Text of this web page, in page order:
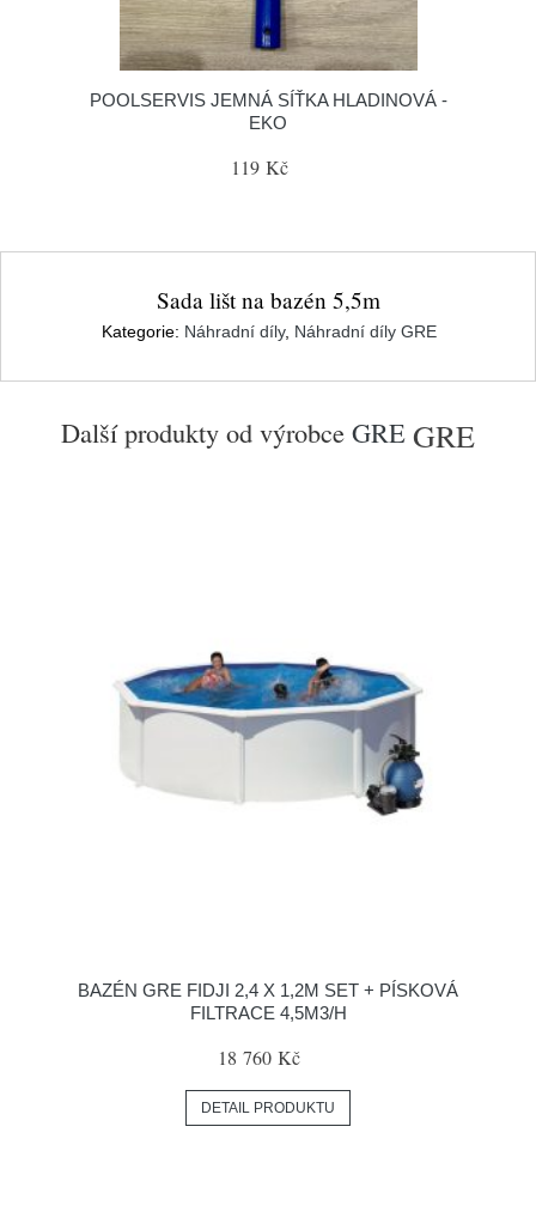
POOLSERVIS JEMNÁ SÍŤKA HLADINOVÁ -
EKO
119 Kč
Sada lišt na bazén 5,5m
Kategorie: Náhradní díly, Náhradní díly GRE
Další produkty od výrobce GRE GRE
BAZÉN GRE FIDJI 2,4 X 1,2M SET + PÍSKOVÁ
FILTRACE 4,5M3/H
18 760 Kč
DETAIL PRODUKTU